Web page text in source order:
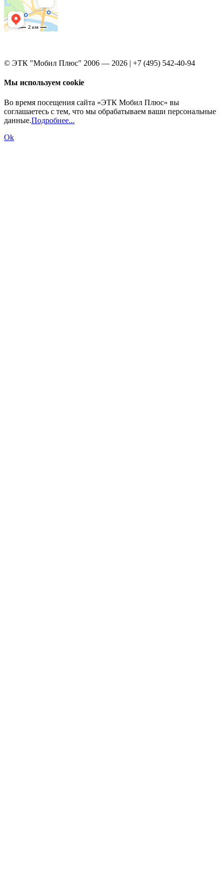
© ЭТК "Мобил Плюс" 2006 — 2026 | +7 (495) 542-40-94
Мы используем cookie
Во время посещения сайта «ЭТК Мобил Плюс» вы
соглашаетесь с тем, что мы обрабатываем ваши персональные
данные.Подробнее...
Ok